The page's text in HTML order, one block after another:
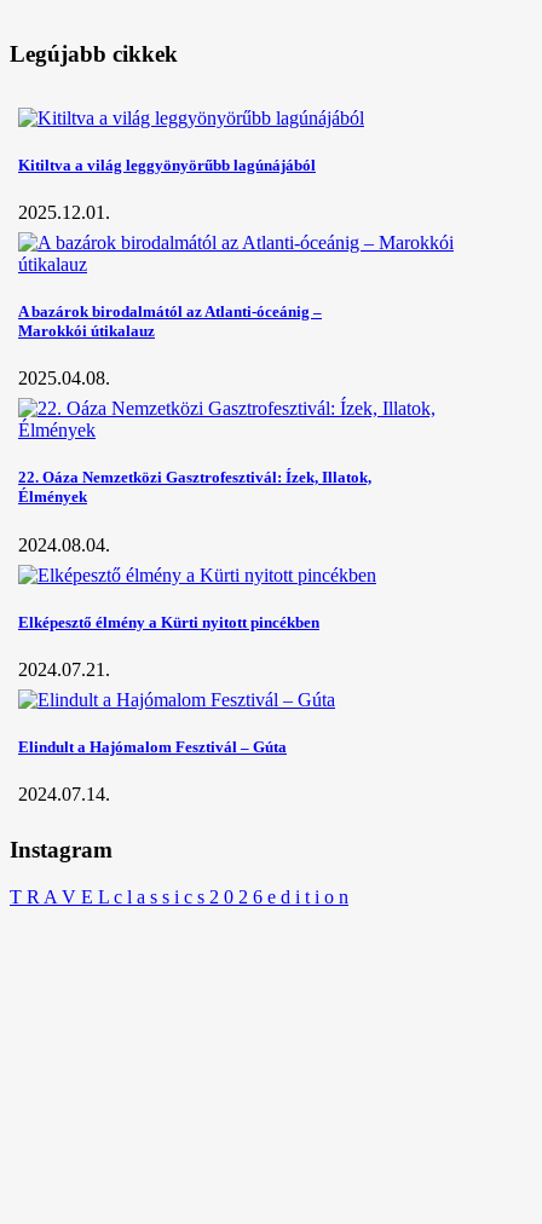
Legújabb cikkek
Kitiltva a világ leggyönyörűbb lagúnájából
2025.12.01.
A bazárok birodalmától az Atlanti-óceánig –
Marokkói útikalauz
2025.04.08.
22. Oáza Nemzetközi Gasztrofesztivál: Ízek, Illatok,
Élmények
2024.08.04.
Elképesztő élmény a Kürti nyitott pincékben
2024.07.21.
Elindult a Hajómalom Fesztivál – Gúta
2024.07.14.
Instagram
T R A V E L c l a s s i c s 2 0 2 6 e d i t i o n